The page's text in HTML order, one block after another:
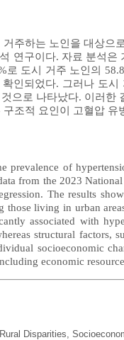
주하는 노인을 대상으
연구이다. 자료 분석
로 도시 거주 노인의
인되었다. 그러나 도
으로 나타났다. 이러한
조적 요인이 고혈압
prevalence of
from the 2023
The results
those living in urban
associated with
structural factors,
socioeconomic
economic
Disparities,